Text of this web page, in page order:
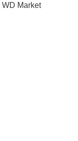
WD Market